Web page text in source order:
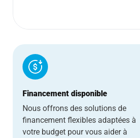
Financement disponible
Nous offrons des solutions de
financement flexibles adaptées à
votre budget pour vous aider à